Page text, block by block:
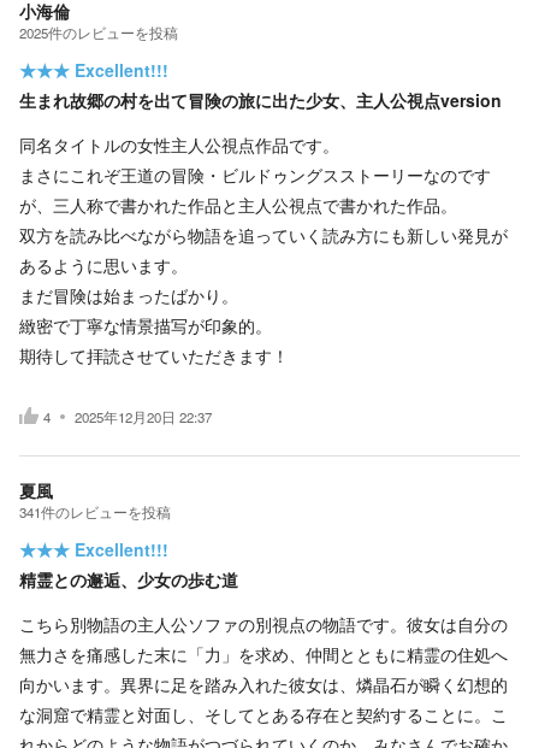
小海倫
2025件のレビューを投稿
★★★ Excellent!!!
生まれ故郷の村を出て冒険の旅に出た少女、主人公視点version
同名タイトルの女性主人公視点作品です。
まさにこれぞ王道の冒険・ビルドゥングスストーリーなのです
が、三人称で書かれた作品と主人公視点で書かれた作品。
双方を読み比べながら物語を追っていく読み方にも新しい発見が
あるように思います。
まだ冒険は始まったばかり。
緻密で丁寧な情景描写が印象的。
期待して拝読させていただきます！
4 2025年12月20日 22:37
夏風
341件のレビューを投稿
★★★ Excellent!!!
精霊との邂逅、少女の歩む道
こちら別物語の主人公ソファの別視点の物語です。彼女は自分の
無力さを痛感した末に「力」を求め、仲間とともに精霊の住処へ
向かいます。異界に足を踏み入れた彼女は、燐晶石が瞬く幻想的
な洞窟で精霊と対面し、そしてとある存在と契約することに。こ